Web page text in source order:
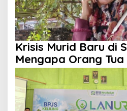
Krisis Murid Baru di
Mengapa Orang
Sekolah Swasta?